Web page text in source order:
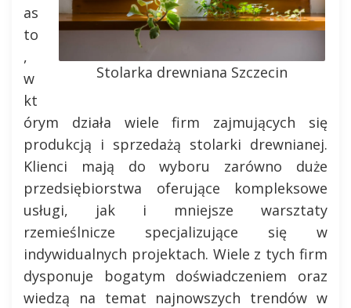
Stolarka drewniana Szczecin
as
to
,
w
kt
órym działa wiele firm zajmujących się
produkcją i sprzedażą stolarki drewnianej.
Klienci mają do wyboru zarówno duże
przedsiębiorstwa oferujące kompleksowe
usługi, jak i mniejsze warsztaty
rzemieślnicze specjalizujące się w
indywidualnych projektach. Wiele z tych firm
dysponuje bogatym doświadczeniem oraz
wiedzą na temat najnowszych trendów w